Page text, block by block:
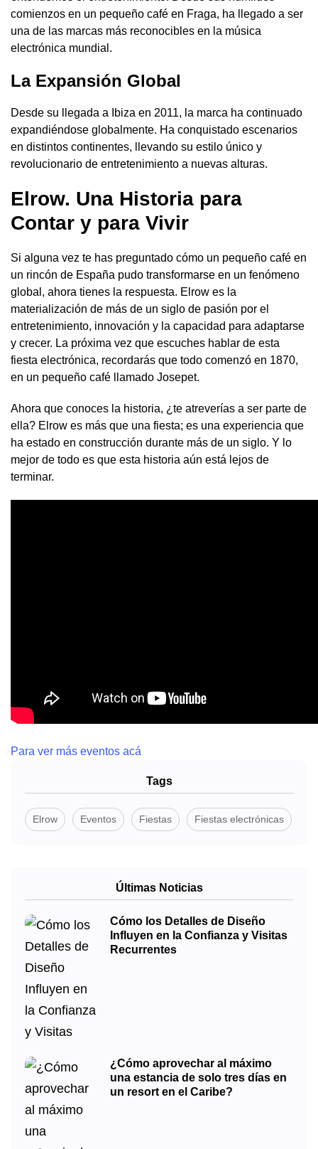
comienzos en un pequeño café en Fraga, ha llegado a ser
una de las marcas más reconocibles en la música
electrónica mundial.
La Expansión Global
Desde su llegada a Ibiza en 2011, la marca ha continuado
expandiéndose globalmente. Ha conquistado escenarios
en distintos continentes, llevando su estilo único y
revolucionario de entretenimiento a nuevas alturas.
Elrow. Una Historia para
Contar y para Vivir
Si alguna vez te has preguntado cómo un pequeño café en
un rincón de España pudo transformarse en un fenómeno
global, ahora tienes la respuesta. Elrow es la
materialización de más de un siglo de pasión por el
entretenimiento, innovación y la capacidad para adaptarse
y crecer. La próxima vez que escuches hablar de esta
fiesta electrónica, recordarás que todo comenzó en 1870,
en un pequeño café llamado Josepet.
Ahora que conoces la historia, ¿te atreverías a ser parte de
ella? Elrow es más que una fiesta; es una experiencia que
ha estado en construcción durante más de un siglo. Y lo
mejor de todo es que esta historia aún está lejos de
terminar.
Para ver más eventos acá
Tags
Elrow Eventos Fiestas Fiestas electrónicas
Últimas Noticias
Cómo los Detalles de Diseño
Influyen en la Confianza y Visitas
Recurrentes
¿Cómo aprovechar al máximo
una estancia de solo tres días en
un resort en el Caribe?